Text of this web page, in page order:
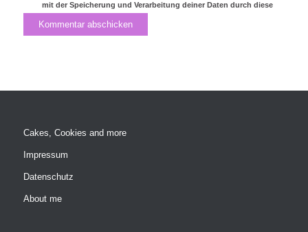
mit der Speicherung und Verarbeitung deiner Daten durch diese
Cakes, Cookies and more
Impressum
Datenschutz
About me